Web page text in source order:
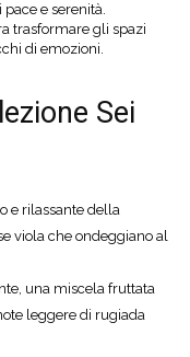
e serenità.
trasformare gli spazi
di emozioni.
Sei
e rilassante della
viola che ondeggiano al
una miscela fruttata
leggere di rugiada